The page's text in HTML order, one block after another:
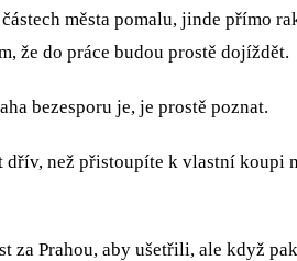
města pomalu, jinde přímo
že do práce budou prostě dojíždět.
bezesporu je, je prostě poznat.
než přistoupíte k vlastní koupi
Prahou, aby ušetřili, ale když